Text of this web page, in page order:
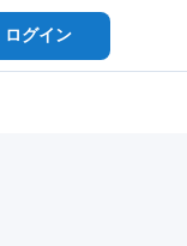
ログイン